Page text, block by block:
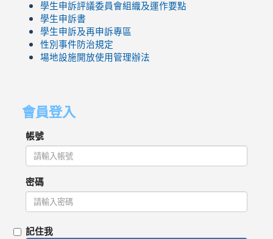
學生申訴評議委員會組織及運作要點
學生申訴書
學生申訴及再申訴專區
性別事件防治規定
場地設施開放使用管理辦法
會員登入
帳號
密碼
記住我